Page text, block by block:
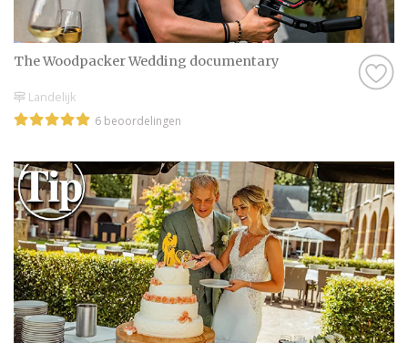
The Woodpacker Wedding documentary
Landelijk
6 beoordelingen